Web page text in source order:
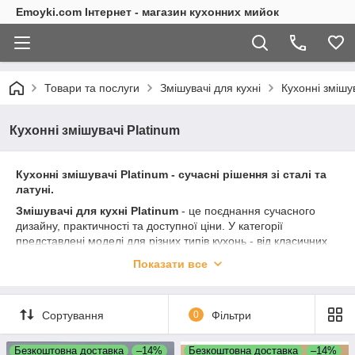
Emoyki.com Інтернет - магазин кухонних мийок
Товари та послуги Змішувачі для кухні Кухонні
Кухонні змішувачі Platinum
Кухонні змішувачі Platinum - сучасні рішення зі сталі та
латуні.
Змішувачі для кухні Platinum - це поєднання сучасного
дизайну, практичності та доступної ціни. У категорії
представлені моделі для різних типів кухонь - від класичних
можливостями. Якщо ви плануєте купити змішувач для кухні з
Змішувачі виготовляються з двох основних матеріалів:
латунь
Показати все
Сортування 0 Фільтри
Безкоштовна доставка –14% Безкоштовна доставка –14%